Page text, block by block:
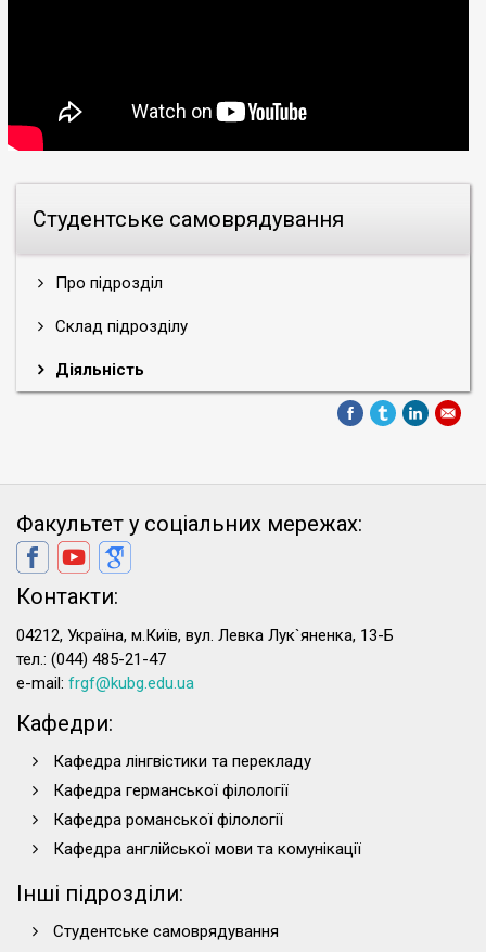
Студентське самоврядування
Про підрозділ
Склад підрозділу
Діяльність
Факультет у соціальних мережах:
Контакти:
04212, Україна, м.Київ, вул. Левка Лук`яненка, 13-Б
тел.: (044) 485-21-47
e-mail: frgf@kubg.edu.ua
Кафедри:
Кафедра лінгвістики та перекладу
Кафедра германської філології
Кафедра романської філології
Кафедра англійської мови та комунікації
Інші підрозділи:
Студентське самоврядування